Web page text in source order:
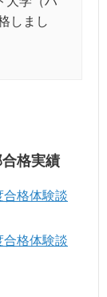
しまし
格実績
合格体験談
合格体験談